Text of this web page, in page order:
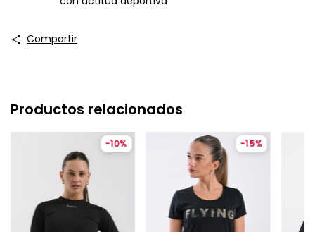
Compartir
Productos relacionados
-10% -15%